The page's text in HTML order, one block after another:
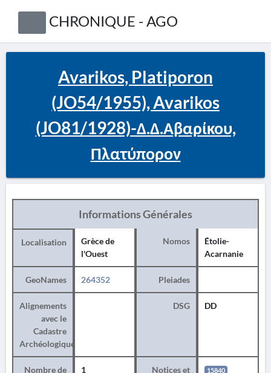
CHRONIQUE - AGO
Avarikos, Platiporon
(JO54/1955), Avarikos
(JO81/1928)-Δ.Δ.Αβαρίκου,
Πλατύπορον
Informations Générales
Localisation
Grèce de
l'Ouest
Nomos
Étolie-
Acarnanie
GeoNames 264352 Pleiades
Alignements
avec le
Cadastre
Archéologique
DSG DD
Nombre de
1
Notices et
15840